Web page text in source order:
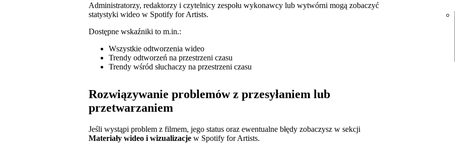
Administratorzy, redaktorzy i czytelnicy zespołu wykonawcy lub wytwórni mogą zobaczyć
statystyki wideo w Spotify for Artists.
Dostępne wskaźniki to m.in.:
Wszystkie odtworzenia wideo
Trendy odtworzeń na przestrzeni czasu
Trendy wśród słuchaczy na przestrzeni czasu
Rozwiązywanie problemów z przesyłaniem lub
przetwarzaniem
Jeśli wystąpi problem z filmem, jego status oraz ewentualne błędy zobaczysz w sekcji
Materiały wideo i wizualizacje w Spotify for Artists.